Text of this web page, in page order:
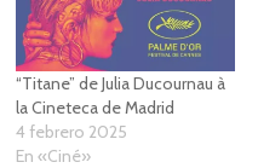
“Titane” de Julia Ducournau à
la Cineteca de Madrid
4 febrero 2025
En «Ciné»